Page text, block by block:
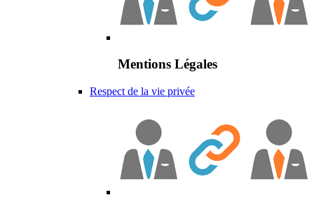
Mentions Légales
Respect de la vie privée